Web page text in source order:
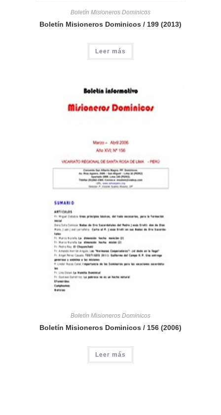
Boletín Misioneros Dominicos
Boletín Misioneros Dominicos / 199 (2013)
Leer más
Boletín Misioneros Dominicos
Boletín Misioneros Dominicos / 156 (2006)
Leer más